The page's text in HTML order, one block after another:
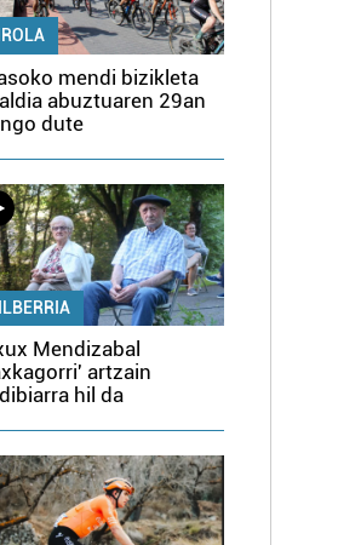
mendi bizikleta
abuztuaren 29an
dute
Mendizabal
artzain
hil da